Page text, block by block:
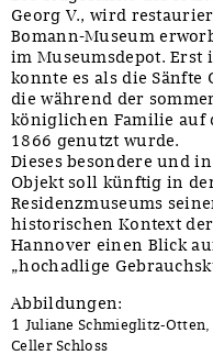
Georg V., wird
Bomann-Museum
im Museumsdepot. Erst
konnte es als die
die während der
königlichen Familie auf
1866 genutzt wurde.
Dieses besondere und
Objekt soll künftig in
Residenzmuseums
historischen Kontext
Hannover einen Blick
„hochadlige
Abbildungen:
1 Juliane Schmieglitz-
Celler Schloss